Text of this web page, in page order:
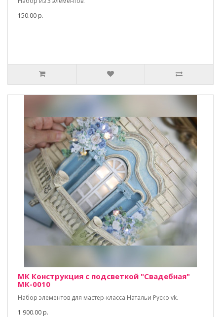
150.00 р.
МК Конструкция с подсветкой "Свадебная"
МК-0010
Набор элементов для мастер-класса Натальи Руско vk.
1 900.00 р.